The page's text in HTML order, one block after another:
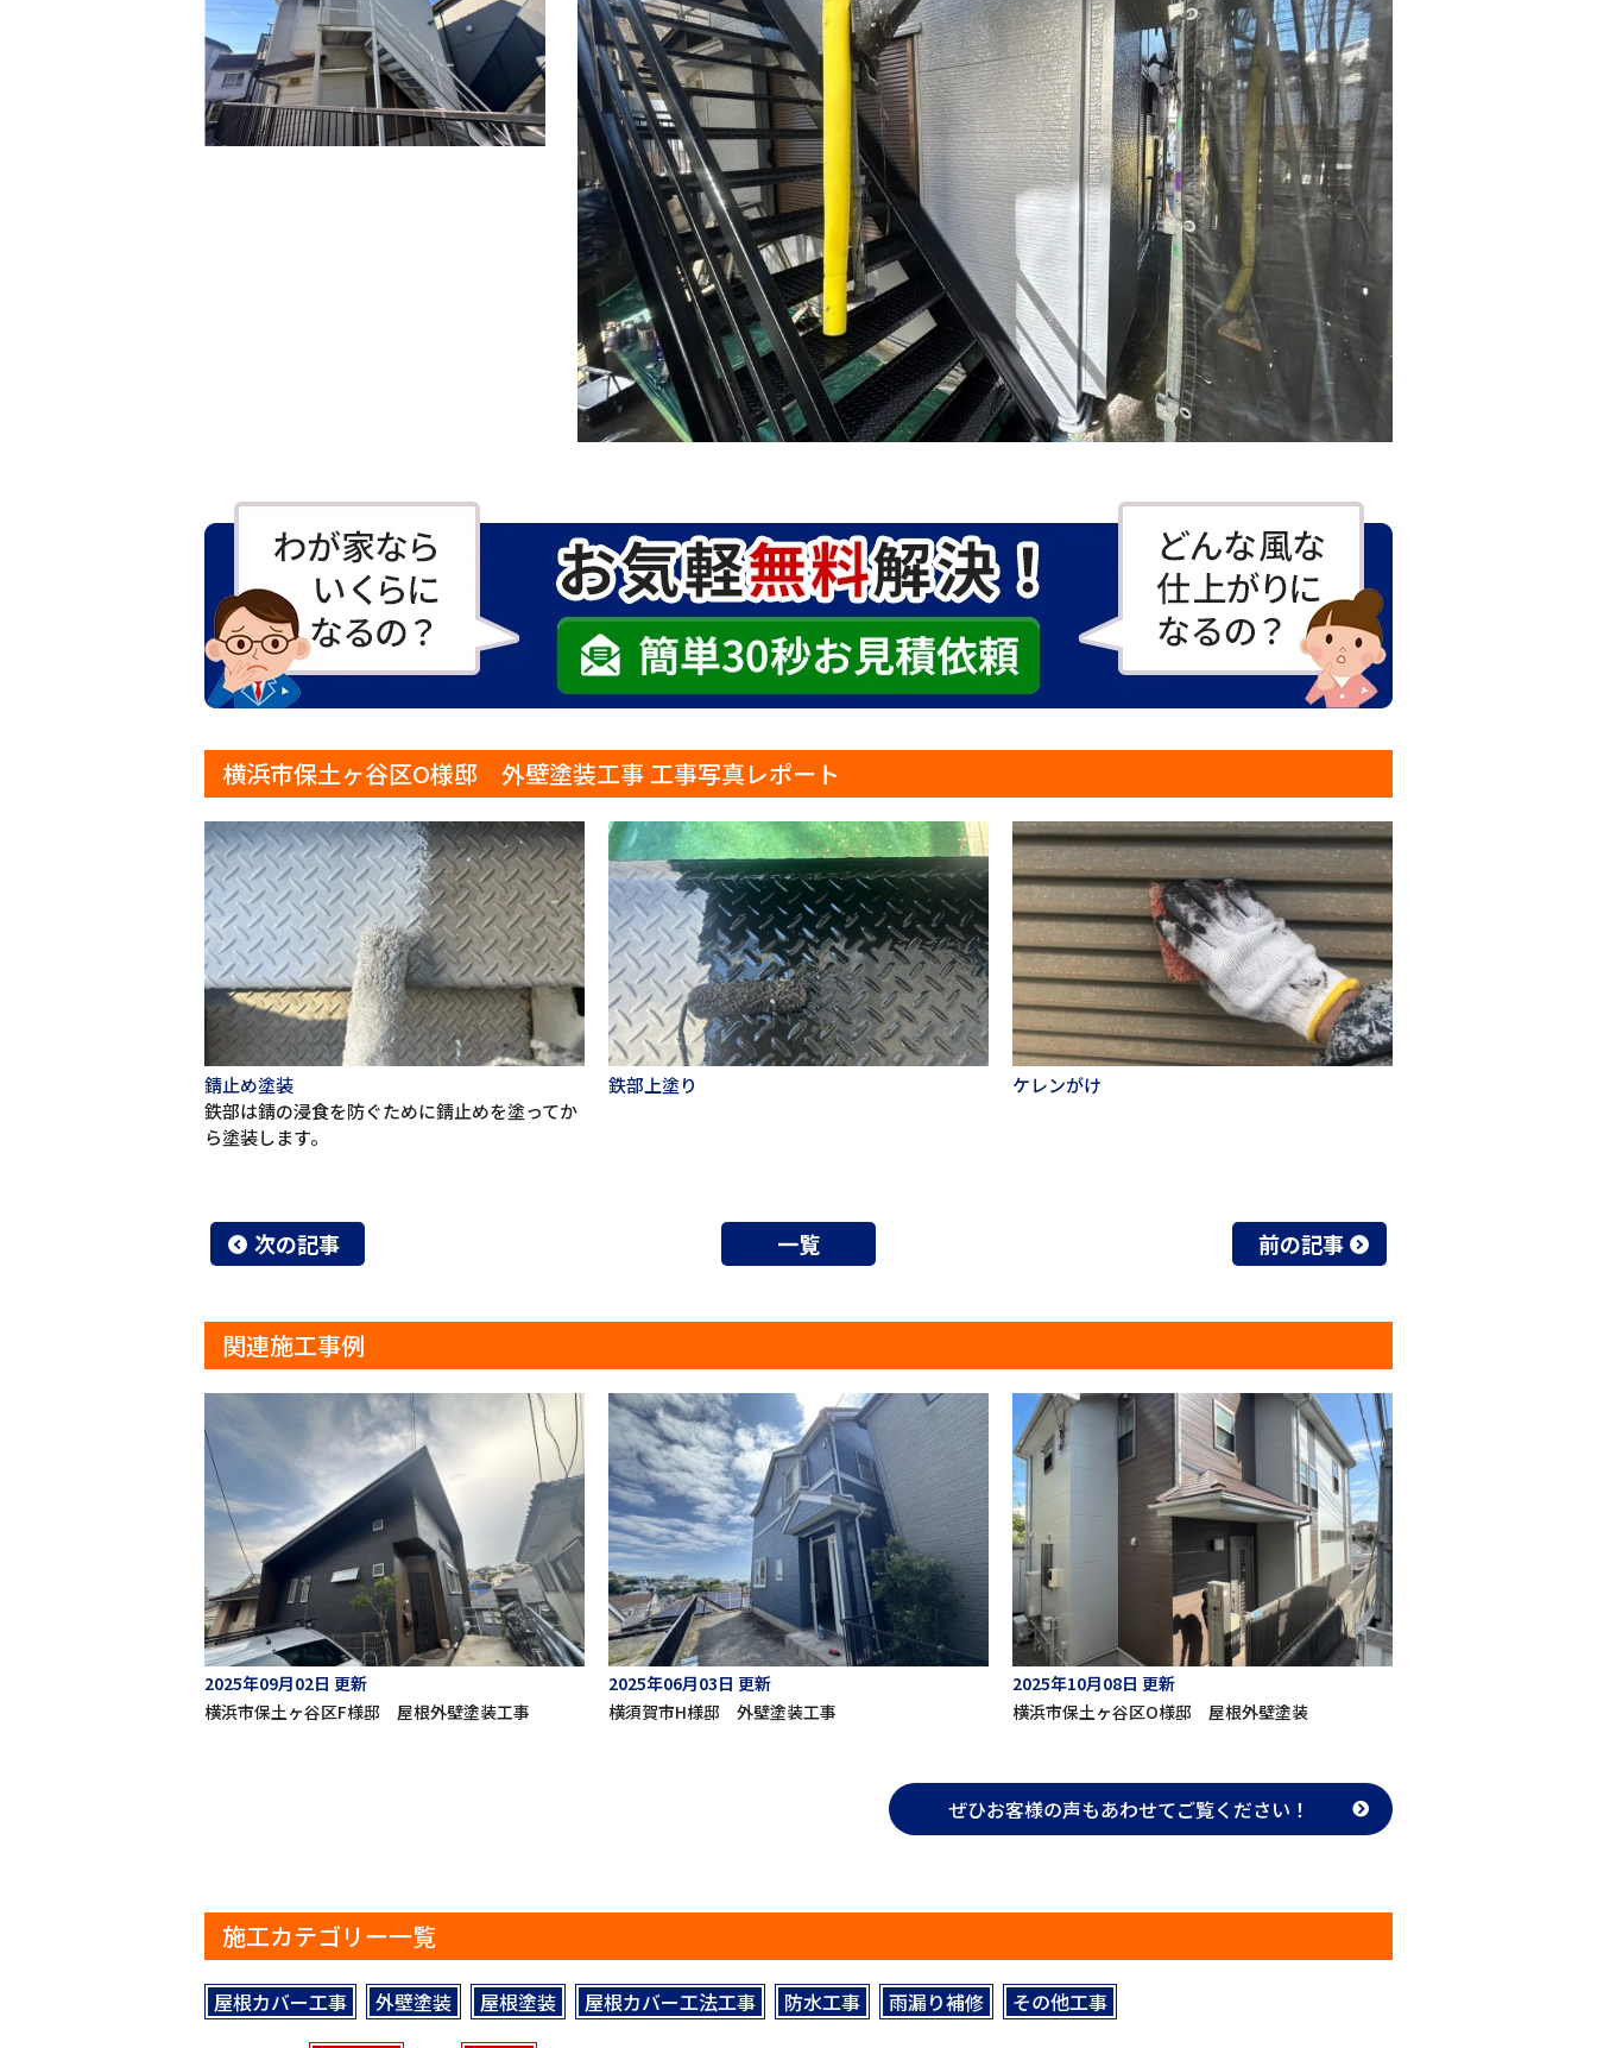
横浜市保土ヶ谷区O様邸 外壁塗装工事 工事写真レポート
錆止め塗装
鉄部は錆の浸食を防ぐために錆止めを塗ってか
ら塗装します。
鉄部上塗り ケレンがけ
次の記事 一覧 前の記事
関連施工事例
2025年09月02日 更新
横浜市保土ヶ谷区F様邸 屋根外壁塗装工事
2025年06月03日 更新
横須賀市H様邸 外壁塗装工事
2025年10月08日 更新
横浜市保土ヶ谷区O様邸 屋根外壁塗装
ぜひお客様の声もあわせてご覧ください！
施工カテゴリー一覧
屋根カバー工事 外壁塗装 屋根塗装 屋根カバー工法工事 防水工事 雨漏り補修 その他工事